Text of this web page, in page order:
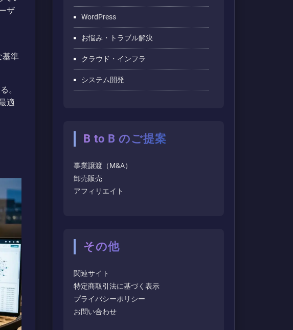
ザ
基準
。
適
WordPress
お悩み・トラブル解決
クラウド・インフラ
システム開発
B to B のご提案
事業譲渡（M&A）
卸売販売
アフィリエイト
その他
関連サイト
特定商取引法に基づく表示
プライバシーポリシー
お問い合わせ